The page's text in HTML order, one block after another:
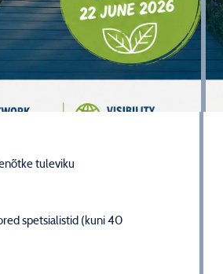
tuleviku
spetsialistid (kuni 40